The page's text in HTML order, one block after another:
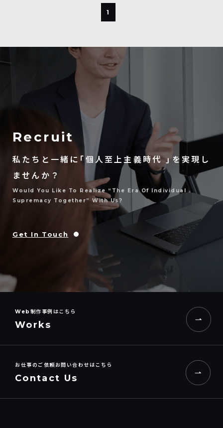
1
Recruit
私たちと一緒に「個人至上主義時代 」を実現し
ませんか？
Would You Like To Realize “the Era Of Individual
Supremacy Together” With Us?
Get In Touch
Web制作事例はこちら
Works
お仕事のご依頼お問い合わせはこちら
Contact Us